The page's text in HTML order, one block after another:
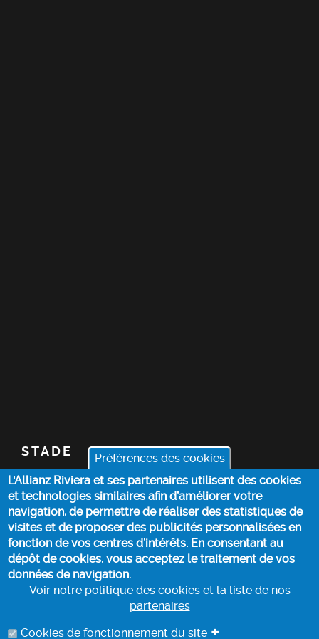
Préférences des cookies
L'Allianz Riviera et ses partenaires utilisent des cookies
et technologies similaires afin d’améliorer votre
navigation, de permettre de réaliser des statistiques de
visites et de proposer des publicités personnalisées en
fonction de vos centres d’intérêts. En consentant au
dépôt de cookies, vous acceptez le traitement de vos
données de navigation.
Voir notre politique des cookies et la liste de nos
partenaires
Cookies de fonctionnement du site +
STADE
BILLETTERIE
ACTUALITÉS
INFOS PRATIQUES